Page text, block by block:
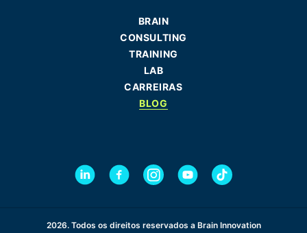
BRAIN
CONSULTING
TRAINING
LAB
CARREIRAS
BLOG
2026. Todos os direitos reservados a Brain Innovation